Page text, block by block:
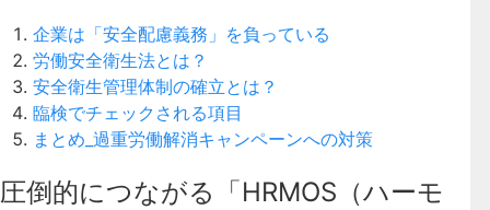
企業は「安全配慮義務」を負っている
労働安全衛生法とは？
安全衛生管理体制の確立とは？
臨検でチェックされる項目
まとめ_過重労働解消キャンペーンへの対策
圧倒的につながる「HRMOS（ハーモ